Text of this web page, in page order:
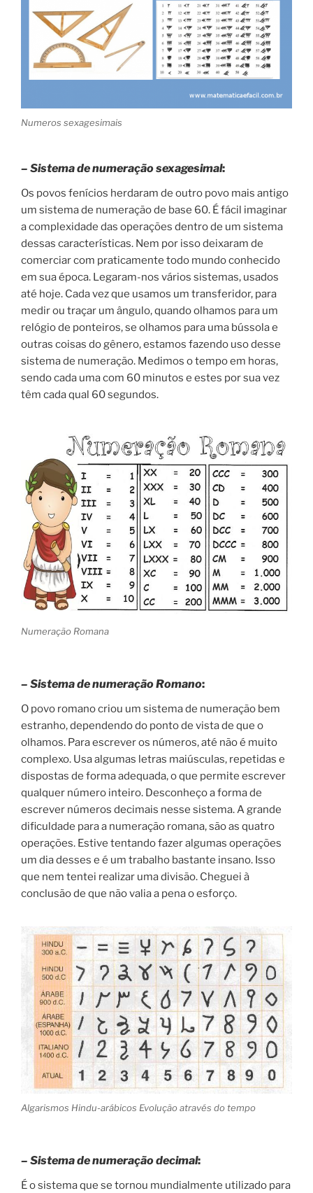
Numeros sexagesimais
– Sistema de numeração sexagesimal:
Os povos fenícios herdaram de outro povo mais antigo
um sistema de numeração de base 60. É fácil imaginar
a complexidade das operações dentro de um sistema
dessas características. Nem por isso deixaram de
comerciar com praticamente todo mundo conhecido
em sua época. Legaram-nos vários sistemas, usados
até hoje. Cada vez que usamos um transferidor, para
medir ou traçar um ângulo, quando olhamos para um
relógio de ponteiros, se olhamos para uma bússola e
outras coisas do gênero, estamos fazendo uso desse
sistema de numeração. Medimos o tempo em horas,
sendo cada uma com 60 minutos e estes por sua vez
têm cada qual 60 segundos.
Numeração Romana
– Sistema de numeração Romano:
O povo romano criou um sistema de numeração bem
estranho, dependendo do ponto de vista de que o
olhamos. Para escrever os números, até não é muito
complexo. Usa algumas letras maiúsculas, repetidas e
dispostas de forma adequada, o que permite escrever
qualquer número inteiro. Desconheço a forma de
escrever números decimais nesse sistema. A grande
dificuldade para a numeração romana, são as quatro
operações. Estive tentando fazer algumas operações
um dia desses e é um trabalho bastante insano. Isso
que nem tentei realizar uma divisão. Cheguei à
conclusão de que não valia a pena o esforço.
Algarismos Hindu-arábicos Evolução através do tempo
– Sistemade numeração decimal:
É o sistema que se tornou mundialmente utilizado para